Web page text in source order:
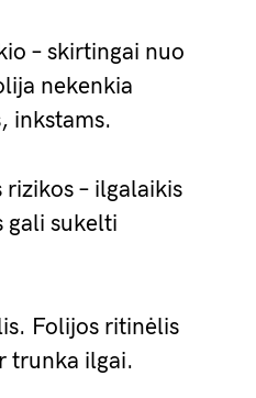
– skirtingai nuo
nekenkia
inkstams.
– ilgalaikis
gali sukelti
Folijos ritinėlis
trunka ilgai.